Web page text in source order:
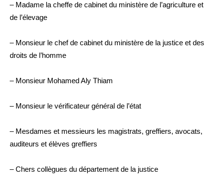
– Madame la cheffe de cabinet du ministère de l’agriculture et
de l’élevage
– Monsieur le chef de cabinet du ministère de la justice et des
droits de l’homme
– Monsieur Mohamed Aly Thiam
– Monsieur le vérificateur général de l’état
– Mesdames et messieurs les magistrats, greffiers, avocats,
auditeurs et élèves greffiers
– Chers collègues du département de la justice